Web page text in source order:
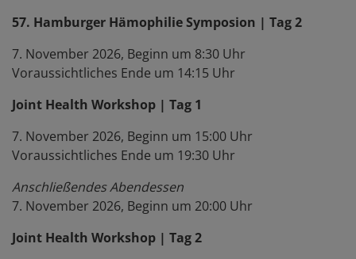
57. Hamburger Hämophilie Symposion | Tag 2
7. November 2026, Beginn um 8:30 Uhr
Voraussichtliches Ende um 14:15 Uhr
Joint Health Workshop | Tag 1
7. November 2026, Beginn um 15:00 Uhr
Voraussichtliches Ende um 19:30 Uhr
Anschließendes Abendessen
7. November 2026, Beginn um 20:00 Uhr
Joint Health Workshop | Tag 2